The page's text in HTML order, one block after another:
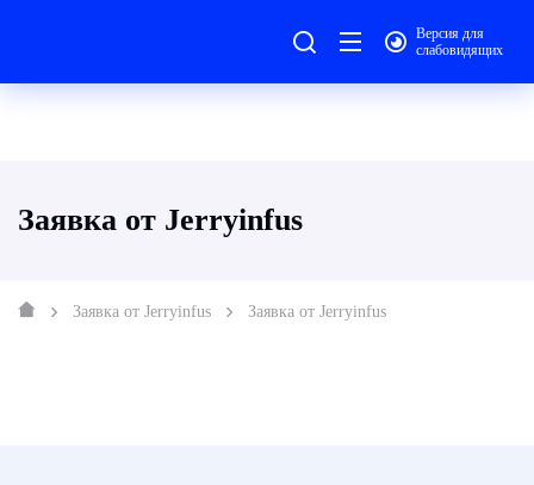
Версия для
слабовидящих
Заявка от Jerryinfus
Заявка от Jerryinfus Заявка от Jerryinfus